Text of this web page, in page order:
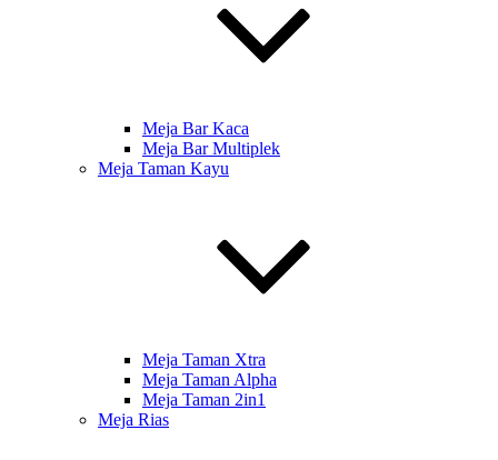
Meja Bar Kaca
Meja Bar Multiplek
Meja Taman Kayu
Meja Taman Xtra
Meja Taman Alpha
Meja Taman 2in1
Meja Rias